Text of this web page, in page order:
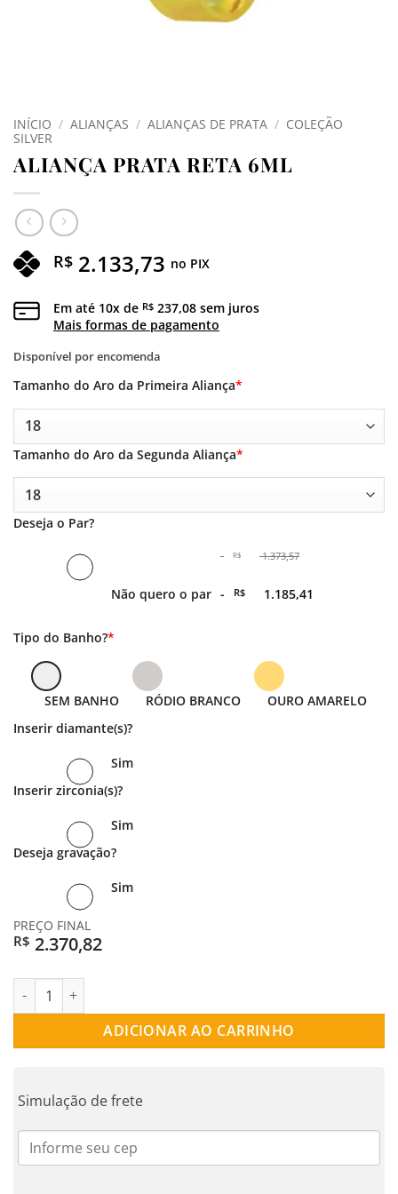
INÍCIO / ALIANÇAS / ALIANÇAS DE PRATA / COLEÇÃO
SILVER
ALIANÇA PRATA RETA 6ML
R$ 2.133,73 no PIX
Em até 10x de R$ 237,08 sem juros
Mais formas de pagamento
Disponível por encomenda
*
Tamanho do Aro da Primeira Aliança
*
Tamanho do Aro da Segunda Aliança
Deseja o Par?
Não quero o par
- R$ 1.373,57
O
- R$ 1.185,41
R$ 1.185,41.
*
Tipo do Banho?
SEM BANHO RÓDIO BRANCO
OURO AMARELO
Inserir diamante(s)?
Sim
Inserir zirconia(s)?
Sim
Deseja gravação?
Sim
PREÇO FINAL
R$ 2.370,82
ALIANÇA PRATA RETA 6ML quantidade
ADICIONAR AO CARRINHO
Simulação de frete